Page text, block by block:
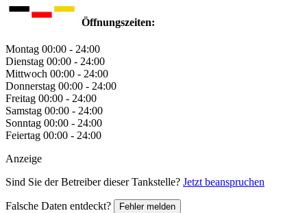
Öffnungszeiten:
Montag 00:00 - 24:00
Dienstag 00:00 - 24:00
Mittwoch 00:00 - 24:00
Donnerstag 00:00 - 24:00
Freitag 00:00 - 24:00
Samstag 00:00 - 24:00
Sonntag 00:00 - 24:00
Feiertag 00:00 - 24:00
Anzeige
Sind Sie der Betreiber dieser Tankstelle? Jetzt beanspruchen
Falsche Daten entdeckt? Fehler melden